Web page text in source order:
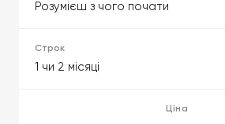
Розумієш з чого почати
1 чи 2 місяці